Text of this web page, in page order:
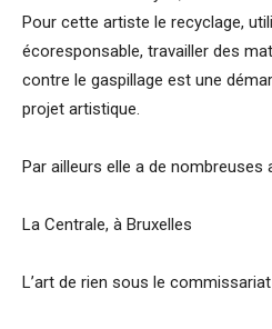
Pour cette artiste le recyclage,
écoresponsable, travailler des
contre le gaspillage est une
projet artistique.
Par ailleurs elle a de nombreuses
La Centrale, à Bruxelles
L’art de rien sous le